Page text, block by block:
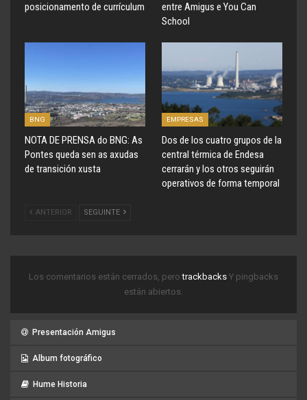
posicionamento de currículum
entre Amigus e You Can
School
BNG
NOTA DE PRENSA do BNG: As
Pontes queda sen as axudas
de transición xusta
EMPRESAS
Dos de los cuatro grupos de la
central térmica de Endesa
cerrarán y los otros seguirán
operativos de forma temporal
ANTERIOR SEGUINTE
Los comentarios están cerrados, perotrackbacks Y pingbacks
están abiertos.
Presentación Amigus
Album fotográfico
Hume Historia